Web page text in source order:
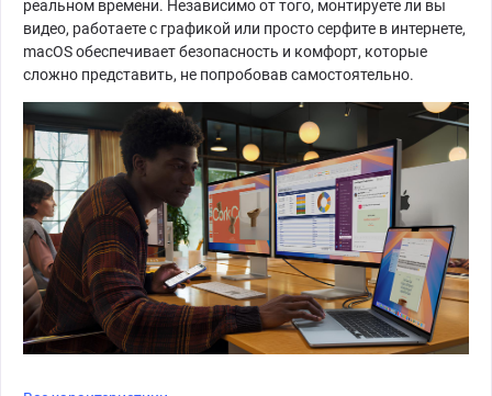
реальном времени. Независимо от того, монтируете ли вы
видео, работаете с графикой или просто серфите в интернете,
macOS обеспечивает безопасность и комфорт, которые
сложно представить, не попробовав самостоятельно.